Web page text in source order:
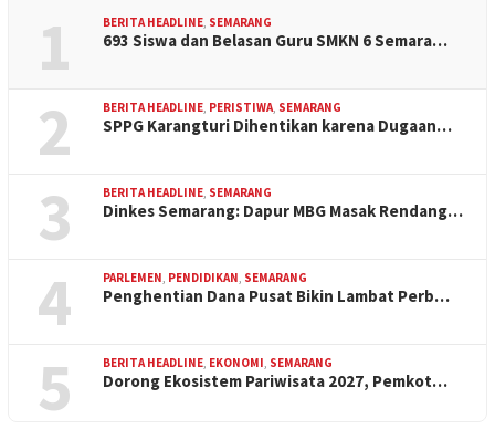
1 BERITA HEADLINE, SEMARANG
693 Siswa dan Belasan Guru SMKN 6 Semara…
2 BERITA HEADLINE, PERISTIWA, SEMARANG
SPPG Karangturi Dihentikan karena Dugaan…
3 BERITA HEADLINE, SEMARANG
Dinkes Semarang: Dapur MBG Masak Rendang…
4 PARLEMEN, PENDIDIKAN, SEMARANG
Penghentian Dana Pusat Bikin Lambat Perb…
5 BERITA HEADLINE, EKONOMI, SEMARANG
Dorong Ekosistem Pariwisata 2027, Pemkot…